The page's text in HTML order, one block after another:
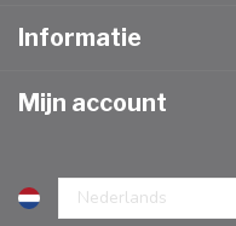
Informatie
Mijn account